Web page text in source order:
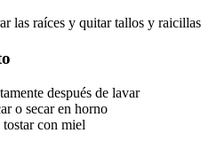
las raíces y quitar tallos y raicillas
después de lavar
o secar en horno
con miel